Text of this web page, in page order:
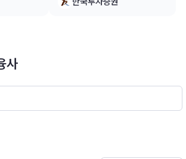
기적으로 낮은 변동성을 유지하면서 안정적
예정입니다.※ 비교지수 :[MSCI World Inde
사